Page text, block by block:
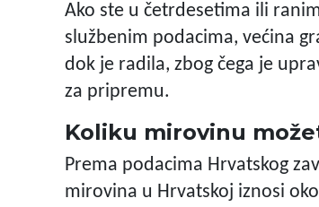
Ako ste u četrdesetima ili
službenim podacima, većina
dok je radila, zbog čega je
za pripremu.
Koliku mirovinu
Prema podacima Hrvatskog
mirovina u Hrvatskoj iznosi